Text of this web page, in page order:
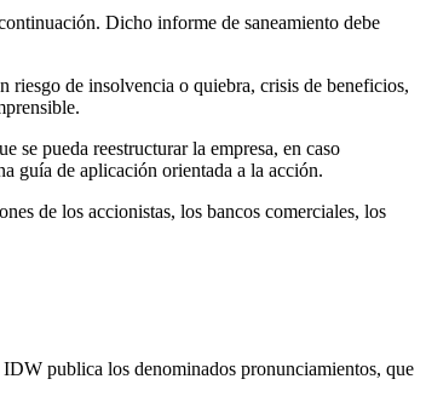
Dicho informe de saneamiento debe
riesgo de insolvencia o quiebra, crisis de beneficios,
se pueda reestructurar la empresa, en caso
guía de aplicación orientada a la acción.
de los accionistas, los bancos comerciales, los
publica los denominados pronunciamientos, que